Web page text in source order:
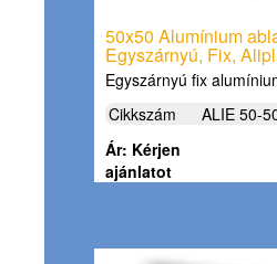
50x50 Alumínium
Egyszárnyú, Fix,
Egyszárnyú fix
Cikkszám
ALIE 50-
Ár: Kérjen
ajánlatot